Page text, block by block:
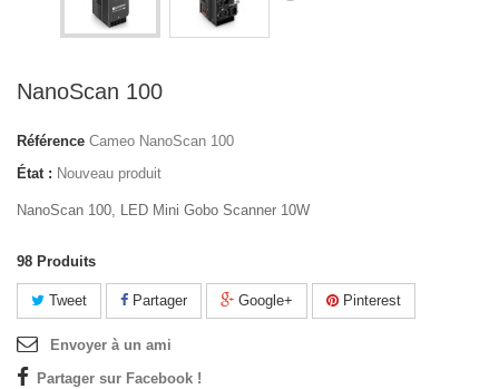
NanoScan 100
Référence Cameo NanoScan 100
État : Nouveau produit
NanoScan 100, LED Mini Gobo Scanner 10W
98 Produits
Tweet Partager Google+ Pinterest
Envoyer à un ami
Partager sur Facebook !